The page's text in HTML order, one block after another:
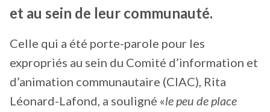
et au sein de leur communauté.
Celle qui a été porte-parole pour les
expropriés au sein du Comité d’information et
d’animation communautaire (CIAC), Rita
Léonard-Lafond, a souligné «le peu de place